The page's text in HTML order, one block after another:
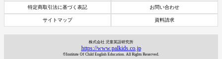
特定商取引法に基づく表記 お問い合わせ
サイトマップ 資料請求
株式会社 児童英語研究所
https://www.palkids.co.jp
©Institute Of Child English Education. All Rights Reserved.